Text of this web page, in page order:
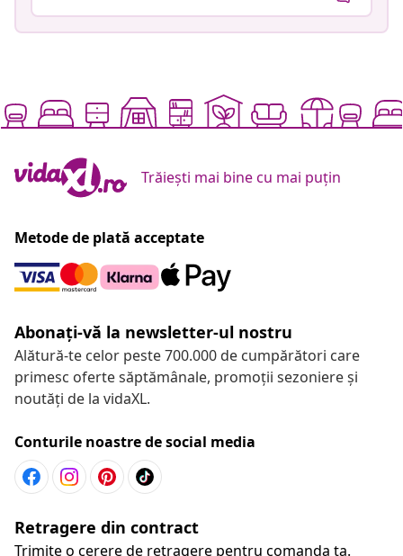
Trăiești mai bine cu mai puțin
Metode de plată acceptate
Abonați-vă la newsletter-ul nostru
Alătură-te celor peste 700.000 de cumpărători care
primesc oferte săptămânale, promoții sezoniere și
noutăți de la vidaXL.
Conturile noastre de social media
Retragere din contract
Trimite o cerere de retragere pentru comanda ta.